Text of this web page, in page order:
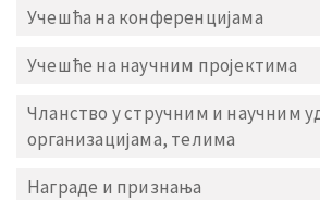
Учешћа на конференцијама
Учешће на научним пројектима
Чланство у стручним и научним
организацијама, телима
Награде и признања